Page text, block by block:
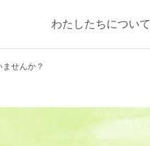
わたしたちについて
せんか？